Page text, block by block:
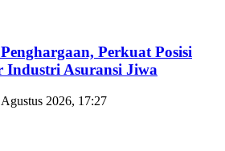
Perkuat Posisi
Industri Asuransi Jiwa
2026, 17:27